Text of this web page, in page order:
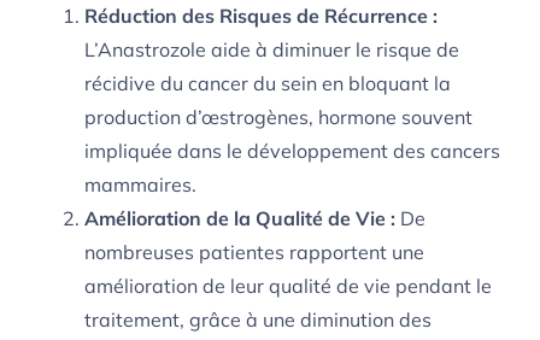
Réduction des Risques de Récurrence :
L’Anastrozole aide à diminuer le risque de
récidive du cancer du sein en bloquant la
production d’œstrogènes, hormone souvent
impliquée dans le développement des cancers
mammaires.
Amélioration de la Qualité de Vie : De
nombreuses patientes rapportent une
amélioration de leur qualité de vie pendant le
traitement, grâce à une diminution des